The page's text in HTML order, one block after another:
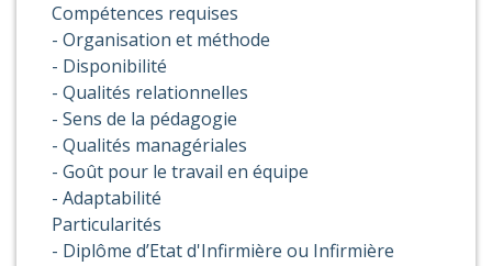
Compétences requises
- Organisation et méthode
- Disponibilité
- Qualités relationnelles
- Sens de la pédagogie
- Qualités managériales
- Goût pour le travail en équipe
- Adaptabilité
Particularités
- Diplôme d’Etat d'Infirmière ou Infirmière